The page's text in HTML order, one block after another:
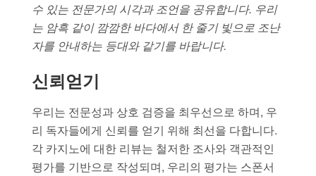
수 있는 전문가의 시각과 조언을 공유합니다. 우리
는 암흑 같이 깜깜한 바다에서 한 줄기 빛으로 조난
자를 안내하는 등대와 같기를 바랍니다.
신뢰얻기
우리는 전문성과 상호 검증을 최우선으로 하며, 우
리 독자들에게 신뢰를 얻기 위해 최선을 다합니다.
각 카지노에 대한 리뷰는 철저한 조사와 객관적인
평가를 기반으로 작성되며, 우리의 평가는 스폰서